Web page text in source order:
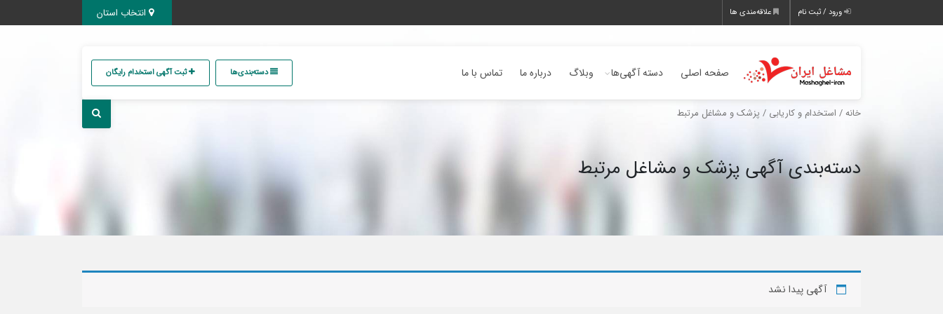
ورود / ثبت نام علاقه‌مندی ها
صفحه اصلی دسته آگهی‌ها وبلاگ درباره ما تماس با ما دسته‌بندی‌ها ثبت آگهی استخدام رایگان
خانه / استخدام و کاریابی / پزشک و مشاغل مرتبط
دسته‌بندی آگهی پزشک و مشاغل مرتبط
آگهی پیدا نشد